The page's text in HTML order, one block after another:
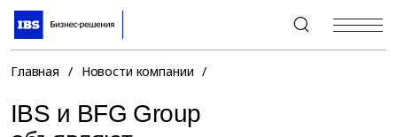
+7 (495) 967-80-80
Главная / Новости компании /
IBS и BFG Group